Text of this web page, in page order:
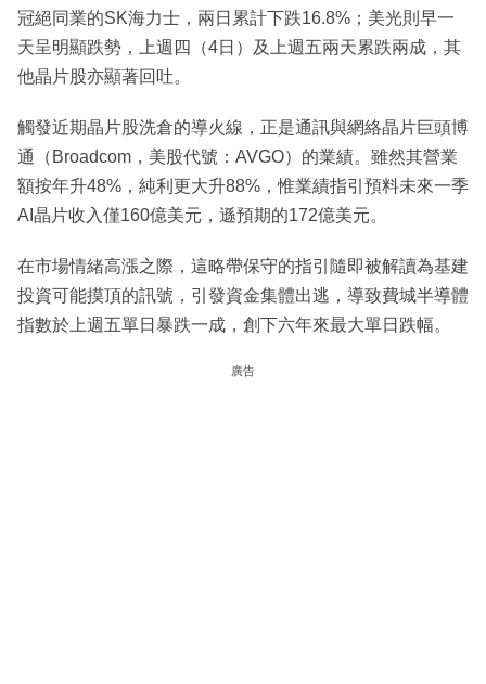
冠絕同業的SK海力士，兩日累計下跌16.8%；美光則早一
天呈明顯跌勢，上週四（4日）及上週五兩天累跌兩成，其
他晶片股亦顯著回吐。
觸發近期晶片股洗倉的導火線，正是通訊與網絡晶片巨頭博
通（Broadcom，美股代號：AVGO）的業績。雖然其營業
額按年升48%，純利更大升88%，惟業績指引預料未來一季
AI晶片收入僅160億美元，遜預期的172億美元。
在市場情緒高漲之際，這略帶保守的指引隨即被解讀為基建
投資可能摸頂的訊號，引發資金集體出逃，導致費城半導體
指數於上週五單日暴跌一成，創下六年來最大單日跌幅。
廣告